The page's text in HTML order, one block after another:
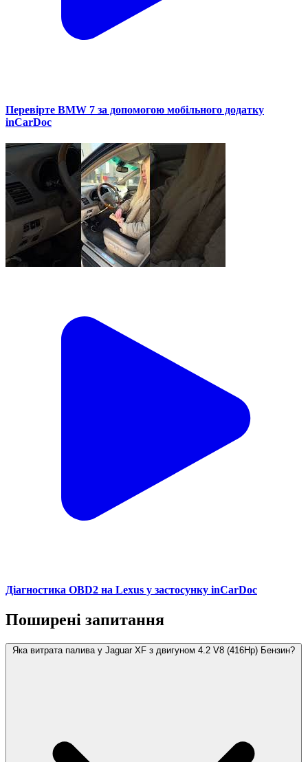
Перевірте BMW 7 за допомогою мобільного додатку
inCarDoc
Діагностика OBD2 на Lexus у застосунку inCarDoc
Поширені запитання
Яка витрата палива у Jaguar XF з двигуном 4.2 V8 (416Hp) Бензин?